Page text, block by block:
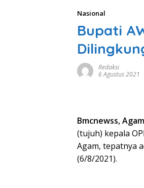
Nasional
Bupati
Redaksi
6 Agustus 2021
Bmcnewss, Agam
(tujuh) kepala
Agam, tepatnya
(6/8/2021).